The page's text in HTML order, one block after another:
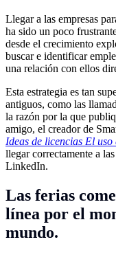
Llegar a las empresas
ha sido un poco
desde el crecimiento
buscar e identificar
una relación con ellos
Esta estrategia es tan
antiguos, como las
la razón por la que
amigo, el creador de
Ideas de licencias El
llegar correctamente a
LinkedIn.
Las ferias
línea por el
mundo.